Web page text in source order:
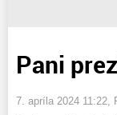
Pani
7. apríla 2024 11:22